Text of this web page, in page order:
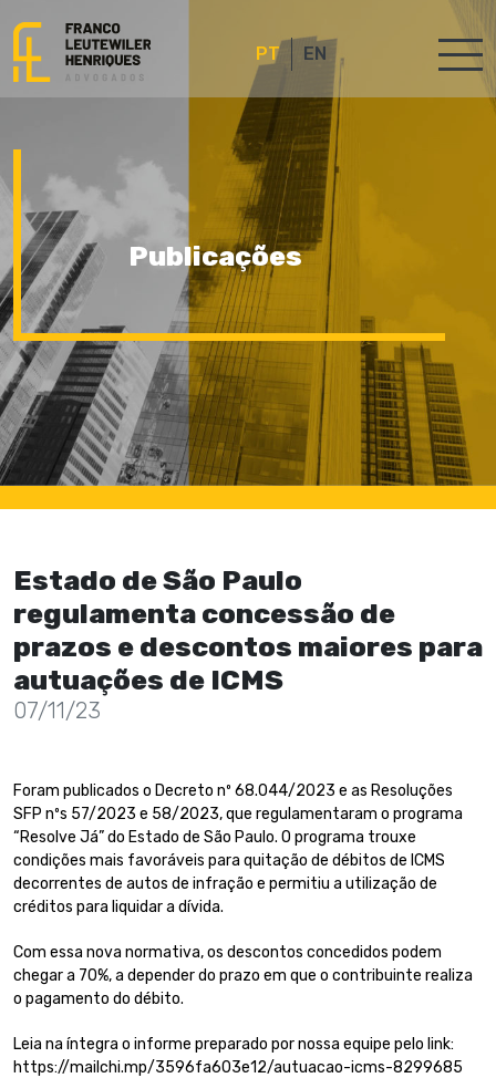
PT EN
Publicações
Estado de São Paulo
regulamenta concessão de
prazos e descontos maiores para
autuações de ICMS
07/11/23
Foram publicados o Decreto nº 68.044/2023 e as Resoluções
SFP nºs 57/2023 e 58/2023, que regulamentaram o programa
“Resolve Já” do Estado de São Paulo. O programa trouxe
condições mais favoráveis para quitação de débitos de ICMS
decorrentes de autos de infração e permitiu a utilização de
créditos para liquidar a dívida.
Com essa nova normativa, os descontos concedidos podem
chegar a 70%, a depender do prazo em que o contribuinte realiza
o pagamento do débito.
Leia na íntegra o informe preparado por nossa equipe pelo link:
https://mailchi.mp/3596fa603e12/autuacao-icms-8299685